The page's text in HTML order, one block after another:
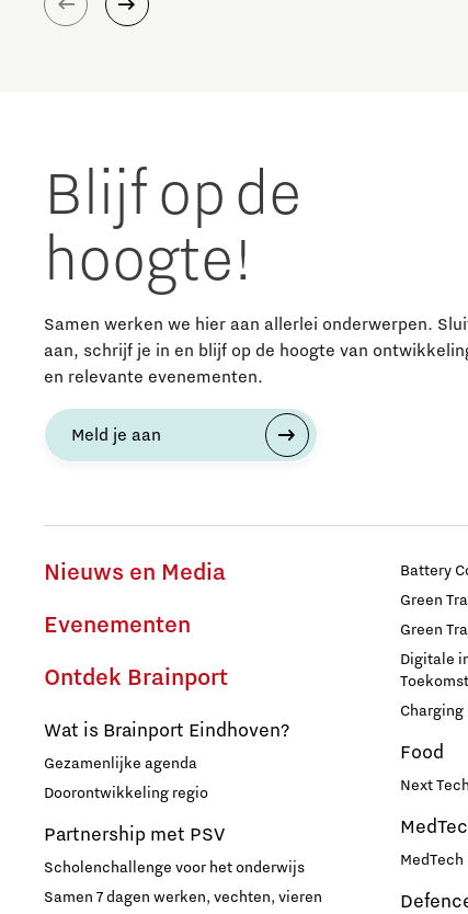
Blijf op de
hoogte!
Samen werken we hier aan allerlei onderwerpen.
aan, schrijf je in en blijf op de hoogte van
en relevante evenementen.
Meld je aan
Nieuws en Media
Evenementen
Ontdek Brainport
Wat is Brainport Eindhoven?
Gezamenlijke agenda
Doorontwikkeling regio
Partnership met PSV
Scholenchallenge voor het onderwijs
Samen 7 dagen werken, vechten, vieren
Battery
Green
Green
Digitale
Charging
Food
Next